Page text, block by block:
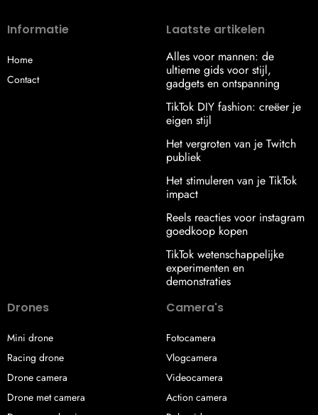
Informatie
Home
Contact
Laatste artikelen
Alles voor mannen: de
ultieme gids voor stijl,
gadgets en ontspanning
TikTok DIY fashion: creëer je
eigen stijl
Het vergroten van je Twitch
publiek
Het stimuleren van je TikTok
impact
Reels reacties voor instagram
goedkoop kopen
TikTok wetenschappelijke
experimenten en
demonstraties
Drones
Mini drone
Racing drone
Drone camera
Drone met camera
Camera's
Fotocamera
Vlogcamera
Videocamera
Action camera